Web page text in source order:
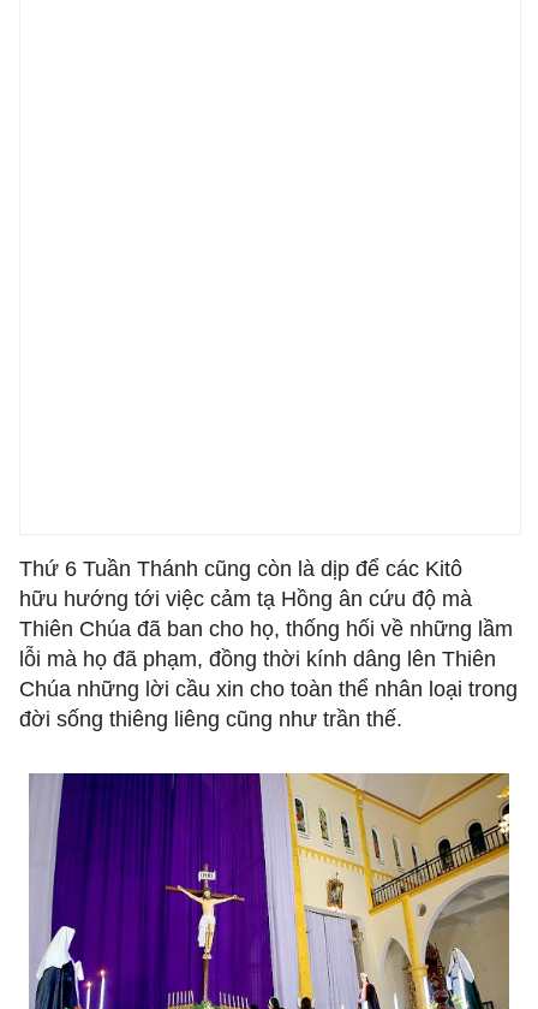
Thứ 6 Tuần Thánh cũng còn là dịp để các Kitô
hữu hướng tới việc cảm tạ Hồng ân cứu độ mà
Thiên Chúa đã ban cho họ, thống hối về những lầm
lỗi mà họ đã phạm, đồng thời kính dâng lên Thiên
Chúa những lời cầu xin cho toàn thể nhân loại trong
đời sống thiêng liêng cũng như trần thế.